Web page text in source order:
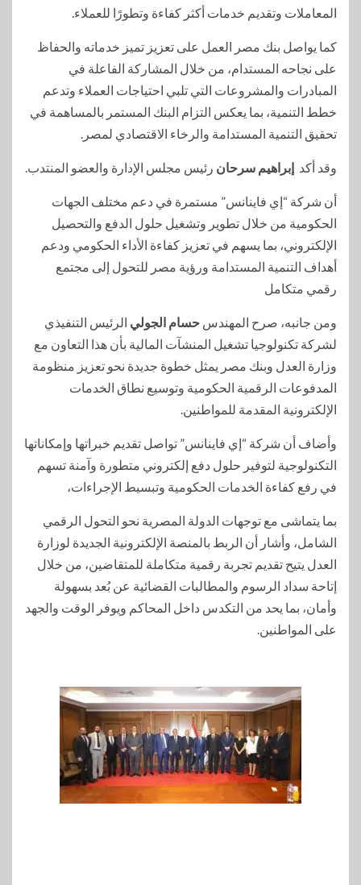
المعاملات وتقديم خدمات أكثر كفاءة وتطورًا للعملاء.
كما يواصل بنك مصر العمل على تعزيز تميز خدماته والحفاظ
على نجاحه المستدام، من خلال المشاركة الفاعلة في
المبادرات والمشروعات التي تلبي احتياجات العملاء وتدعم
خطط التنمية، بما يعكس التزام البنك المستمر بالمساهمة في
تحقيق التنمية المستدامة والرخاء الاقتصادي لمصر.
وقد أكد إبراهيم سرحان رئيس مجلس الإدارة والعضو المنتدب.
أن شركة “إي فاينانس” مستمرة في دعم مختلف الجهات
الحكومية من خلال تطوير وتشغيل حلول الدفع والتحصيل
الإلكتروني، بما يسهم في تعزيز كفاءة الأداء الحكومي ودعم
أهداف التنمية المستدامة ورؤية مصر للتحول إلى مجتمع
رقمي متكامل
ومن جانبه، صرح المهندس حسام الجولي الرئيس التنفيذي
لشركة تكنولوجيا تشغيل المنشآت المالية بأن هذا التعاون مع
وزارة العدل وبنك مصر يمثل خطوة جديدة نحو تعزيز منظومة
المدفوعات الرقمية الحكومية وتوسيع نطاق الخدمات
الإلكترونية المقدمة للمواطنين.
وأضاف أن شركة “إي فاينانس” تواصل تقديم خبراتها وإمكاناتها
التكنولوجية لتوفير حلول دفع إلكتروني متطورة وآمنة تسهم
في رفع كفاءة الخدمات الحكومية وتبسيط الإجراءات،
بما يتماشى مع توجهات الدولة المصرية نحو التحول الرقمي
الشامل، وأشار أن الربط بالمنصة الإلكترونية الجديدة لوزارة
العدل يتيح تقديم تجربة رقمية متكاملة للمتقاضين، من خلال
إتاحة سداد الرسوم والمطالبات القضائية عن بُعد بسهولة
وأمان، بما يحد من التكدس داخل المحاكم ويوفر الوقت والجهد
على المواطنين.